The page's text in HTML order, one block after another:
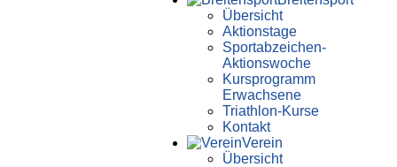
Übersicht
Aktionstage
Sportabzeichen-
Aktionswoche
Kursprogramm
Erwachsene
Triathlon-Kurse
Kontakt
Verein
Übersicht